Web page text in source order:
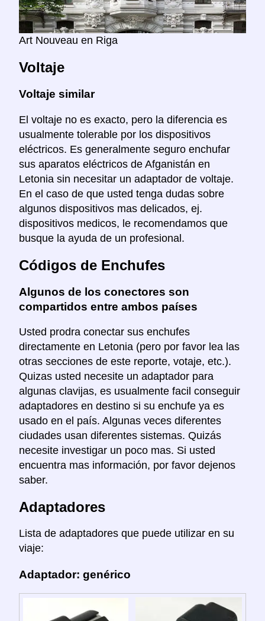
Art Nouveau en Riga
Voltaje
Voltaje similar
El voltaje no es exacto, pero la diferencia es
usualmente tolerable por los dispositivos
eléctricos. Es generalmente seguro enchufar
sus aparatos eléctricos de Afganistán en
Letonia sin necesitar un adaptador de voltaje.
En el caso de que usted tenga dudas sobre
algunos dispositivos mas delicados, ej.
dispositivos medicos, le recomendamos que
busque la ayuda de un profesional.
Códigos de Enchufes
Algunos de los conectores son
compartidos entre ambos países
Usted prodra conectar sus enchufes
directamente en Letonia (pero por favor lea las
otras secciones de este reporte, votaje, etc.).
Quizas usted necesite un adaptador para
algunas clavijas, es usualmente facil conseguir
adaptadores en destino si su enchufe ya es
usado en el país. Algunas veces diferentes
ciudades usan diferentes sistemas. Quizás
necesite investigar un poco mas. Si usted
encuentra mas información, por favor dejenos
saber.
Adaptadores
Lista de adaptadores que puede utilizar en su
viaje:
Adaptador: genérico